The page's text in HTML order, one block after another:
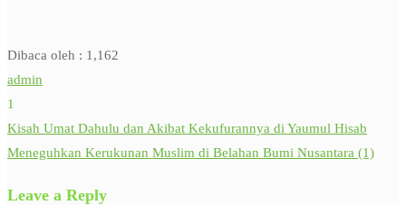
Dibaca oleh : 1,162
admin
1
Post
Kisah Umat Dahulu dan Akibat Kekufurannya di Yaumul Hisab
Meneguhkan Kerukunan Muslim di Belahan Bumi Nusantara (1)
Leave a Reply